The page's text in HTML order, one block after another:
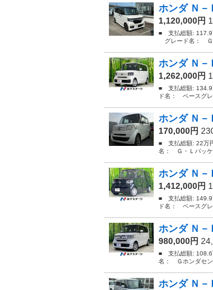
ホンダ Ｎ
1,120,000円
■ 支払総額:
グレード名： Ｇ
ホンダ Ｎ
1,262,000円
■ 支払総額:
ド名： ベースグ
ホンダ Ｎ
170,000円
■ 支払総額: 22万
名： Ｇ・Ｌパッ
ホンダ Ｎ
1,412,000円
■ 支払総額:
ド名： ベースグ
ホンダ Ｎ
980,000円
■ 支払総額:
名： Ｇホンダセ
ホンダ Ｎ